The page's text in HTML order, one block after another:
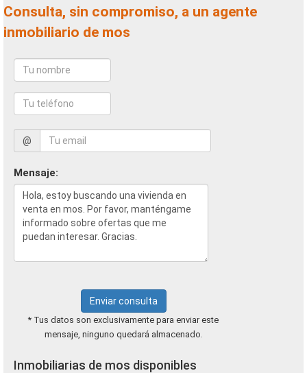
Consulta, sin compromiso, a un agente
inmobiliario de mos
@
Mensaje:
Enviar consulta
* Tus datos son exclusivamente para enviar este
mensaje, ninguno quedará almacenado.
Inmobiliarias de mos disponibles